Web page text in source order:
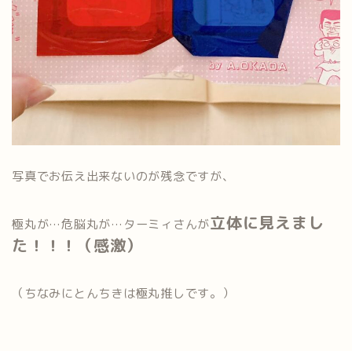
写真でお伝え出来ないのが残念ですが、
極丸が…危脳丸が…ターミィさんが立体に見えまし
た！！！（感激）
（ちなみにとんちきは極丸推しです。）